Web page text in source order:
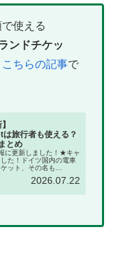
使える
ンドチケッ
こちらの記事で
旅行者も使える？
とめ
に更新しました！★キャ
た！ドイツ国内の電車
ット、その名も
イチュランドチケット）
サブスクリプ...2026.07.22